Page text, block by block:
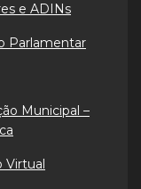
e ADINs
Parlamentar
Municipal –
Virtual